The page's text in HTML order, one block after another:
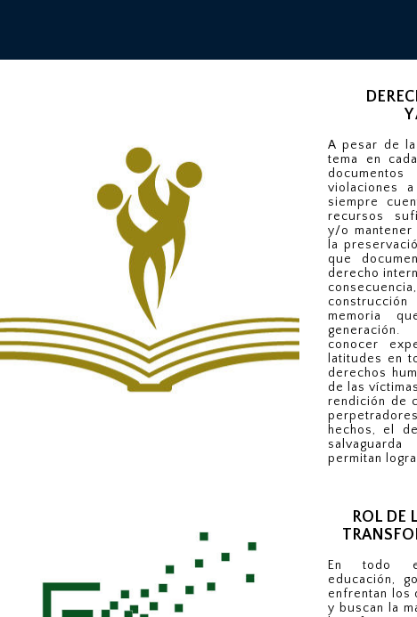
Y
A pesar de
tema en
violaciones
siempre
recursos
y/o mantener
la
que
derecho
memoria
conocer
latitudes en
derechos
de las
rendición de
hechos, el
permitan
ROL DE
En todo
educación,
enfrentan los
y buscan la